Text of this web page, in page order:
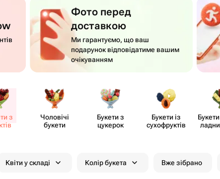
Фото перед
доставкою
Ми гарантуємо, що ваш
подарунок відповідатиме вашим
очікуванням
з
Чоловічі
букети
Букети з
цукерок
Букети із
сухоф​руктів
Квіти у складі Колір букета Вже зібрано